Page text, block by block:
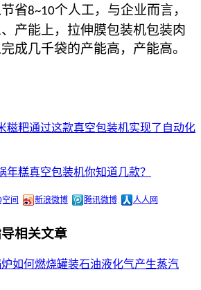
省8~10个人工，与企业而言，
产能上，拉伸膜包装机包装肉
成几千袋的产能高，产能高。
糍粑通过这款真空包装机实现了自动化
年糕真空包装机你知道几款？
间 新浪微博 腾讯微博 人人网
相关文章
如何燃烧罐装石油液化气产生蒸汽